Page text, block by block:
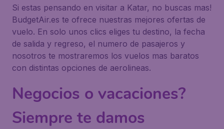
Si estas pensando en visitar a Katar, no buscas mas!
BudgetAir.es te ofrece nuestras mejores ofertas de
vuelo. En solo unos clics eliges tu destino, la fecha
de salida y regreso, el numero de pasajeros y
nosotros te mostraremos los vuelos mas baratos
con distintas opciones de aerolineas.
Negocios o vacaciones?
Siempre te damos